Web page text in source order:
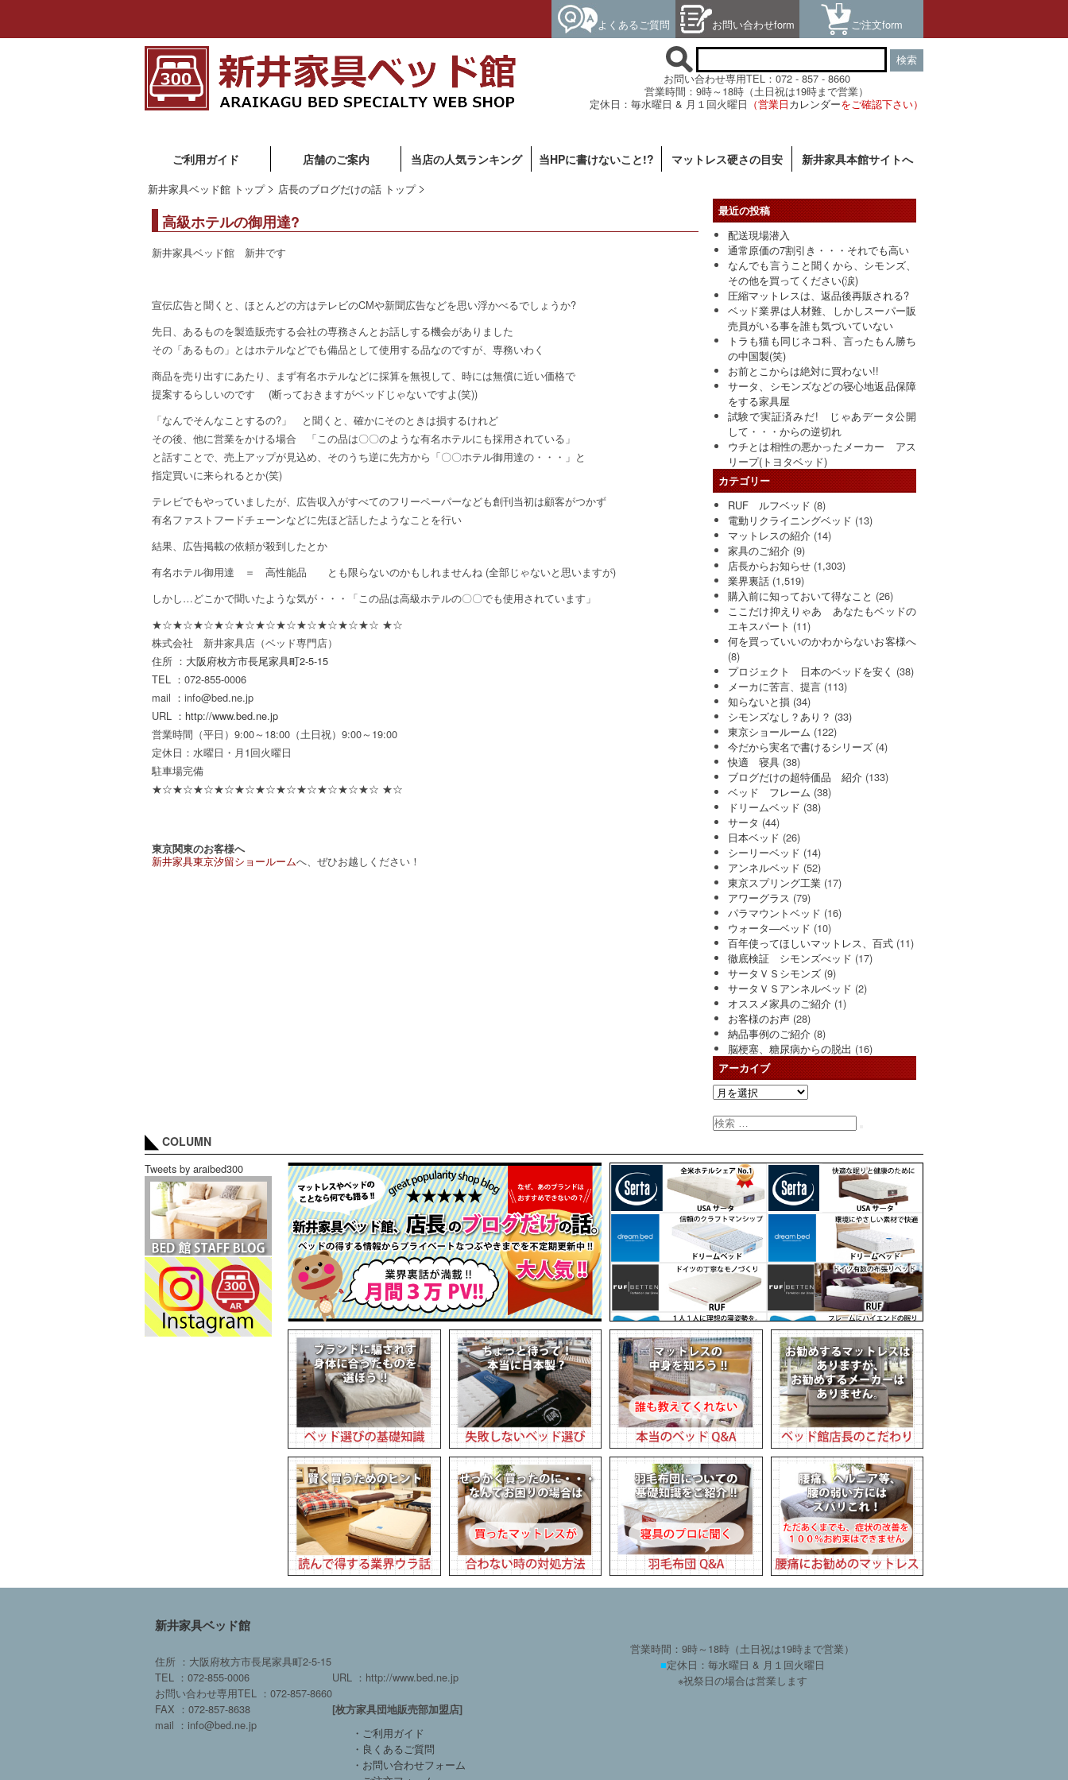
よくあるご質問 お問い合わせform ご注文form
検索
お問い合わせ専用TEL：072 - 857 - 8660
営業時間：9時～18時（土日祝は19時まで営業）
定休日：毎水曜日 & 月１回火曜日 （営業日カレンダーをご確認下さい）
ご利用ガイド 店舗のご案内 当店の人気ランキング 当HPに書けないこと!? マットレス硬さの目安 新井家具本館サイトへ
新井家具ベッド館 トップ 店長のブログだけの話 トップ
高級ホテルの御用達?
新井家具ベッド館 新井です
宣伝広告と聞くと、ほとんどの方はテレビのCМや新聞広告などを思い浮かべるでしょうか?
先日、あるものを製造販売する会社の専務さんとお話しする機会がありました
その「あるもの」とはホテルなどでも備品として使用する品なのですが、専務いわく
商品を売り出すにあたり、まず有名ホテルなどに採算を無視して、時には無償に近い価格で
提案するらしいのです (断っておきますがベッドじゃないですよ(笑))
「なんでそんなことするの?」 と聞くと、確かにそのときは損するけれど
その後、他に営業をかける場合 「この品は〇〇のような有名ホテルにも採用されている」
と話すことで、売上アップが見込め、そのうち逆に先方から「〇〇ホテル御用達の・・・」と
指定買いに来られるとか(笑)
テレビでもやっていましたが、広告収入がすべてのフリーペーパーなども創刊当初は顧客がつかず
有名ファストフードチェーンなどに先ほど話したようなことを行い
結果、広告掲載の依頼が殺到したとか
有名ホテル御用達 ＝ 高性能品 とも限らないのかもしれませんね (全部じゃないと思いますが)
しかし…どこかで聞いたような気が・・・「この品は高級ホテルの〇〇でも使用されています」
★☆★☆★☆★☆★☆★☆★☆★☆★☆★☆★☆ ★☆
株式会社 新井家具店（ベッド専門店）
住所 ： 大阪府枚方市長尾家具町2-5-15
TEL ：072-855-0006
mail ：info@bed.ne.jp
URL ： http://www.bed.ne.jp
営業時間（平日）9:00～18:00（土日祝）9:00～19:00
定休日：水曜日・月1回火曜日
駐車場完備
★☆★☆★☆★☆★☆★☆★☆★☆★☆★☆★☆ ★☆
東京関東のお客様へ
新井家具東京汐留ショールームへ、ぜひお越しください！
最近の投稿
配送現場潜入
通常原価の7割引き・・・それでも高い
なんでも言うこと聞くから、シモンズ、
その他を買ってください(涙)
圧縮マットレスは、返品後再販される?
ベッド業界は人材難、しかしスーパー販
売員がいる事を誰も気づいていない
トラも猫も同じネコ科、言ったもん勝ち
の中国製(笑)
お前とこからは絶対に買わない!!
サータ、シモンズなどの寝心地返品保障
をする家具屋
試験で実証済みだ! じゃあデータ公開
して・・・からの逆切れ
ウチとは相性の悪かったメーカー アス
リープ(トヨタベッド)
カテゴリー
RUF ルフベッド (8)
電動リクライニングベッド (13)
マットレスの紹介(14)
家具のご紹介(9)
店長からお知らせ(1,303)
業界裏話(1,519)
購入前に知っておいて得なこと (26)
ここだけ抑えりゃあ あなたもベッドの
エキスパート (11)
何を買っていいのかわからないお客様へ
(8)
プロジェクト 日本のベッドを安く (38)
メーカに苦言、提言(113)
知らないと損 (34)
シモンズなし？あり？ (33)
東京ショールーム (122)
今だから実名で書けるシリーズ(4)
快適 寝具(38)
ブログだけの超特価品 紹介(133)
ベッド フレーム (38)
ドリームベッド (38)
サータ (44)
日本ベッド (26)
シーリーベッド (14)
アンネルベッド (52)
東京スプリング工業(17)
アワーグラス (79)
パラマウントベッド (16)
ウォータ―ベッド (10)
百年使ってほしいマットレス、百式(11)
徹底検証 シモンズべッド (17)
サータＶＳシモンズ(9)
サータＶＳアンネルベッド (2)
オススメ家具のご紹介(1)
お客様のお声(28)
納品事例のご紹介(8)
脳梗塞、糖尿病からの脱出 (16)
アーカイブ
COLUMN
Tweets by araibed300
新井家具ベッド館
住所 ：大阪府枚方市長尾家具町2-5-15
TEL ：072-855-0006
お問い合わせ専用TEL ：072-857-8660
FAX ：072-857-8638
mail ：info@bed.ne.jp
URL ：http://www.bed.ne.jp
[枚方家具団地販売部加盟店]
・ご利用ガイド
・良くあるご質問
・お問い合わせフォーム
営業時間：9時～18時（土日祝は19時まで営業）
■定休日：毎水曜日 & 月１回火曜日
※祝祭日の場合は営業します